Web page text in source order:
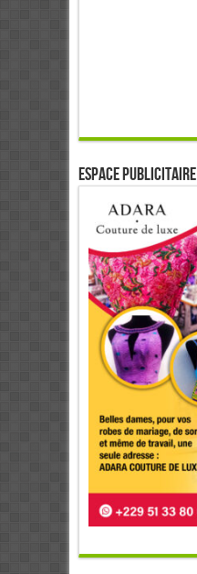
ESPACE PUBLICITAIRE